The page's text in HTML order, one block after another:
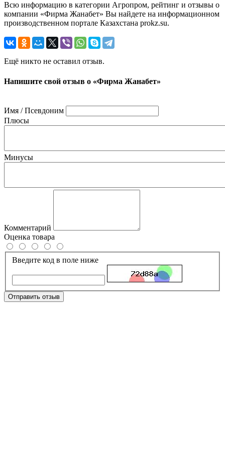
Всю информацию в категории Агропром, рейтинг и отзывы о
компании «Фирма Жанабет» Вы найдете на информационном
производственном портале Казахстана prokz.su.
Ещё никто не оставил отзыв.
Напишите свой отзыв о «Фирма Жанабет»
Имя / Псевдоним
Плюсы
Минусы
Комментарий
Оценка товара
Введите код в поле ниже
Отправить отзыв